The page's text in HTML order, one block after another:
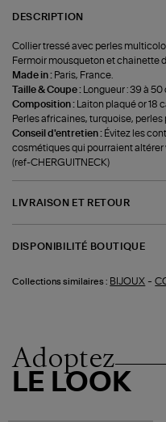
DESCRIPTION
Collier tressé avec perles
Fermoir mousqueton et chainette
Made in : Paris, France.
Taille & Coupe : Longueur : 39 à 50
Composition : Laiton plaqué or 18
Perles africaines, turquoise, perles
Conseil d'entretien : Évitez les
cosmétiques qui pourraient altérer
(ref-CHERGUITNECK)
LIVRAISON ET RETOUR
DISPONIBILITÉ BOUTIQUE
Collections similaires : BIJOUX -
Adoptez
LE LOOK